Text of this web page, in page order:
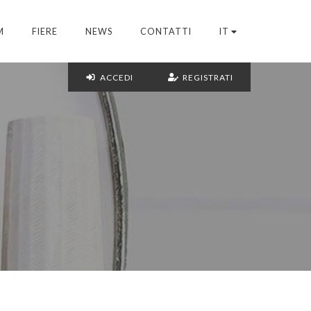
FIERE NEWS CONTATTI IT
ACCEDI REGISTRATI